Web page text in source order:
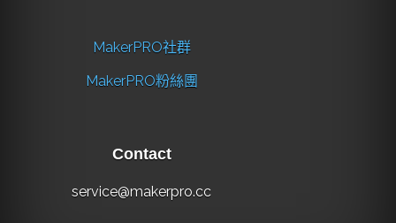
MakerPRO社群
MakerPRO粉絲團
Contact
service@makerpro.cc